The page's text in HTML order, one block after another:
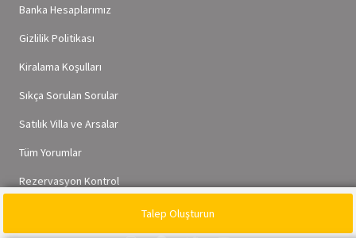
Talep Oluşturun
Banka Hesaplarımız
Gizlilik Politikası
Kiralama Koşulları
Sıkça Sorulan Sorular
Satılık Villa ve Arsalar
Tüm Yorumlar
Rezervasyon Kontrol